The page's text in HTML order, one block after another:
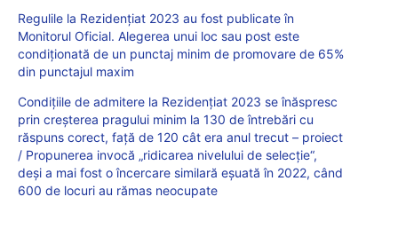
Regulile la Rezidențiat 2023 au fost publicate în
Monitorul Oficial. Alegerea unui loc sau post este
condiționată de un punctaj minim de promovare de 65%
din punctajul maxim
Condițiile de admitere la Rezidențiat 2023 se înăspresc
prin creșterea pragului minim la 130 de întrebări cu
răspuns corect, față de 120 cât era anul trecut – proiect
/ Propunerea invocă „ridicarea nivelului de selecție“,
deși a mai fost o încercare similară eșuată în 2022, când
600 de locuri au rămas neocupate